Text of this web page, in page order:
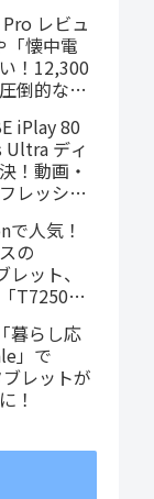
ブレット
レビュ
「懐中電
！12,300
倒的な輝
iPlay 80
ディ
！動画・
レッシュ
で人気！
の
ット、
T7250」
暮らし応
」で
レットが
！